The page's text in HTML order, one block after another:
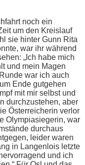
noch ein
um den Kreislauf
sie hinter Gunn Rita
war ihr während
„Ich habe mich
und mein Magen
war ich auch
Ende gutgehen
mit mir selbst und
durchzustehen, aber
Österreicherin verlor
Olympiasiegerin, war
durchaus
leider waren
in Langenlois letzte
und ich